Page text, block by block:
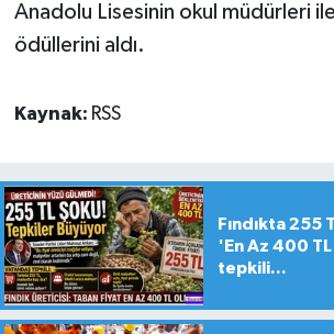
Anadolu Lisesinin okul müdürleri
ödüllerini aldı.
Kaynak: RSS
Fındıkta 255
'En Az 400
tepkili...